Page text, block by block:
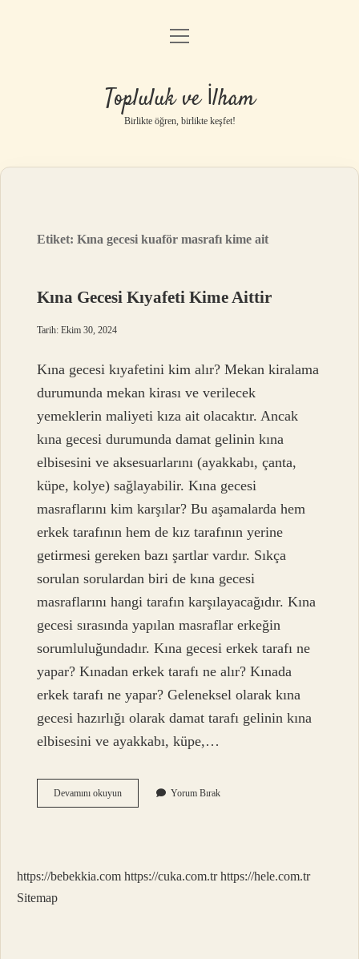
Anasayfa
Gizlilik Politikası
Yasal Uyarı
menüyü
Topluluk ve İlham
Birlikte öğren, birlikte keşfet!
Etiket:Kına gecesi kuaför masrafı kime ait
Kına Gecesi Kıyafeti Kime Aittir
Tarih: Ekim 30, 2024
Kına gecesi kıyafetini kim alır? Mekan kiralama
durumunda mekan kirası ve verilecek
yemeklerin maliyeti kıza ait olacaktır. Ancak
kına gecesi durumunda damat gelinin kına
elbisesini ve aksesuarlarını (ayakkabı, çanta,
küpe, kolye) sağlayabilir. Kına gecesi
masraflarını kim karşılar? Bu aşamalarda hem
erkek tarafının hem de kız tarafının yerine
getirmesi gereken bazı şartlar vardır. Sıkça
sorulan sorulardan biri de kına gecesi
masraflarını hangi tarafın karşılayacağıdır. Kına
gecesi sırasında yapılan masraflar erkeğin
sorumluluğundadır. Kına gecesi erkek tarafı ne
yapar? Kınadan erkek tarafı ne alır? Kınada
erkek tarafı ne yapar? Geleneksel olarak kına
gecesi hazırlığı olarak damat tarafı gelinin kına
elbisesini ve ayakkabı, küpe,…
Devamını okuyunKına
Gecesi
Yorum Bırak
https://bebekkia.com https://cuka.com.tr https://hele.com.tr
Sitemap